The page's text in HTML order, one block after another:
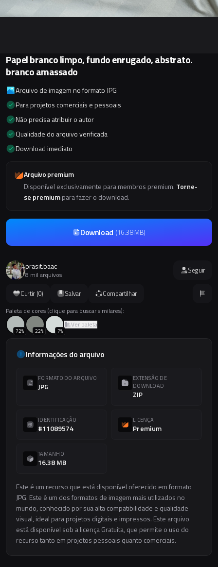
Curtir (0) Salvar Compartilhar
Paleta de cores (clique para buscar similares):
72% 22% 7%
Ver paleta
Informações do arquivo
FORMATO DO ARQUIVO
JPG
EXTENSÃO DE
DOWNLOAD
ZIP
IDENTIFICAÇÃO
#11089574
LICENÇA
Premium
TAMANHO
16.38 MB
Este é um recurso que está disponível oferecido em formato
JPG. Este é um dos formatos de imagem mais utilizados no
mundo, conhecido por sua alta compatibilidade e qualidade
visual, ideal para projetos digitais e impressos. Este arquivo
está disponível sob a licença Gratuita, que permite o uso do
recurso tanto em projetos pessoais quanto comerciais.
Papel branco limpo, fundo enrugado, abstrato.
branco amassado
Arquivo de imagem no formato JPG
Para projetos comerciais e pessoais
Não precisa atribuir o autor
Qualidade do arquivo verificada
Download imediato
Arquivo premium
Disponível exclusivamente para membros premium. Torne-
se premiumpara fazer o download.
Download (16.38 MB)
prasit.baac
8 mil arquivos Seguir